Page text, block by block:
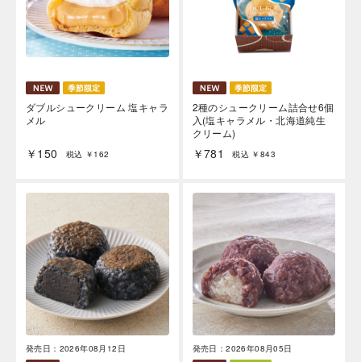
ダブルシュークリーム 塩キャラ
メル
￥150 税込 ￥162
2種のシュークリーム詰合せ6個
入(塩キャラメル・北海道純生
クリーム)
￥781 税込 ￥843
発売日：2026年08月12日 発売日：2026年08月05日